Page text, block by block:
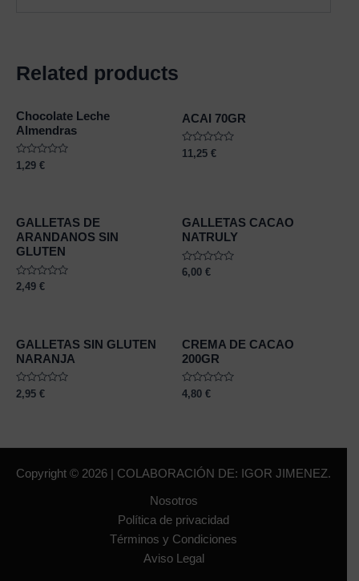
Related products
Chocolate Leche
Almendras
Rated
0
1,29 €
ACAI 70GR
Rated
0
11,25 €
GALLETAS DE
ARANDANOS SIN
GLUTEN
Rated
2,49 €
GALLETAS CACAO
NATRULY
Rated
6,00 €
GALLETAS SIN GLUTEN
NARANJA
Rated
2,95 €
CREMA DE CACAO
200GR
Rated
4,80 €
Copyright © 2026 | COLABORACIÓN DE: IGOR JIMENEZ.
Nosotros
Política de privacidad
Términos y Condiciones
Aviso Legal